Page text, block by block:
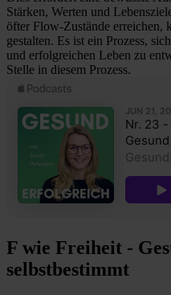
Stärken, Werten und
öfter Flow-Zustände erreichen,
gestalten. Es ist ein Prozess,
und erfolgreichen Leben zu
Stelle in diesem Prozess.
F wie Freiheit -
selbstbestimmt